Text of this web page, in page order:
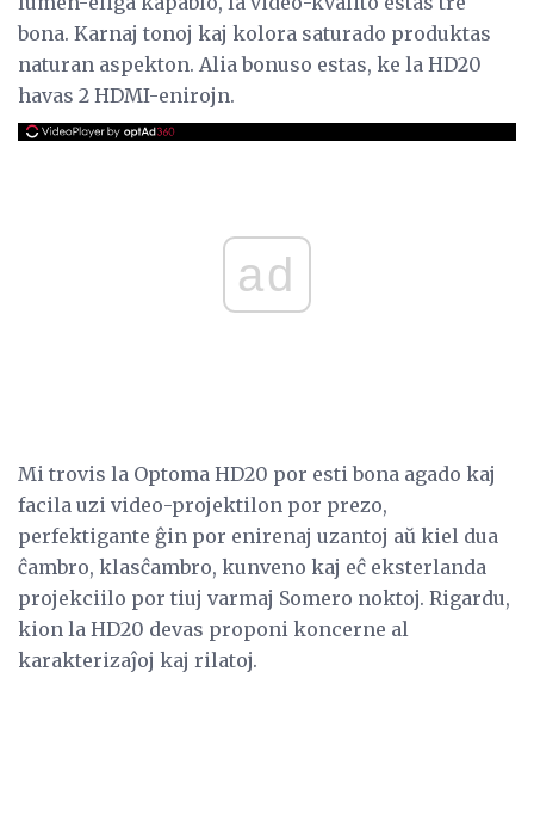
bona. Karnaj tonoj kaj kolora saturado produktas
naturan aspekton. Alia bonuso estas, ke la HD20
havas 2 HDMI-enirojn.
ad
Mi trovis la Optoma HD20 por esti bona agado kaj
facila uzi video-projektilon por prezo,
perfektigante ĝin por enirenaj uzantoj aŭ kiel dua
ĉambro, klasĉambro, kunveno kaj eĉ eksterlanda
projekciilo por tiuj varmaj Somero noktoj. Rigardu,
kion la HD20 devas proponi koncerne al
karakterizaĵoj kaj rilatoj.